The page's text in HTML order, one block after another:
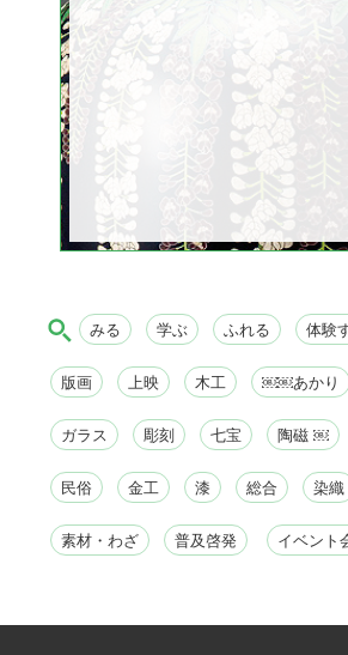
みる 学ぶ ふれる 体験
版画 上映 木工 ￼￼あかり
ガラス 彫刻 七宝 陶磁 ￼
民俗 金工 漆 総合 染織
素材・わざ 普及啓発 イベント